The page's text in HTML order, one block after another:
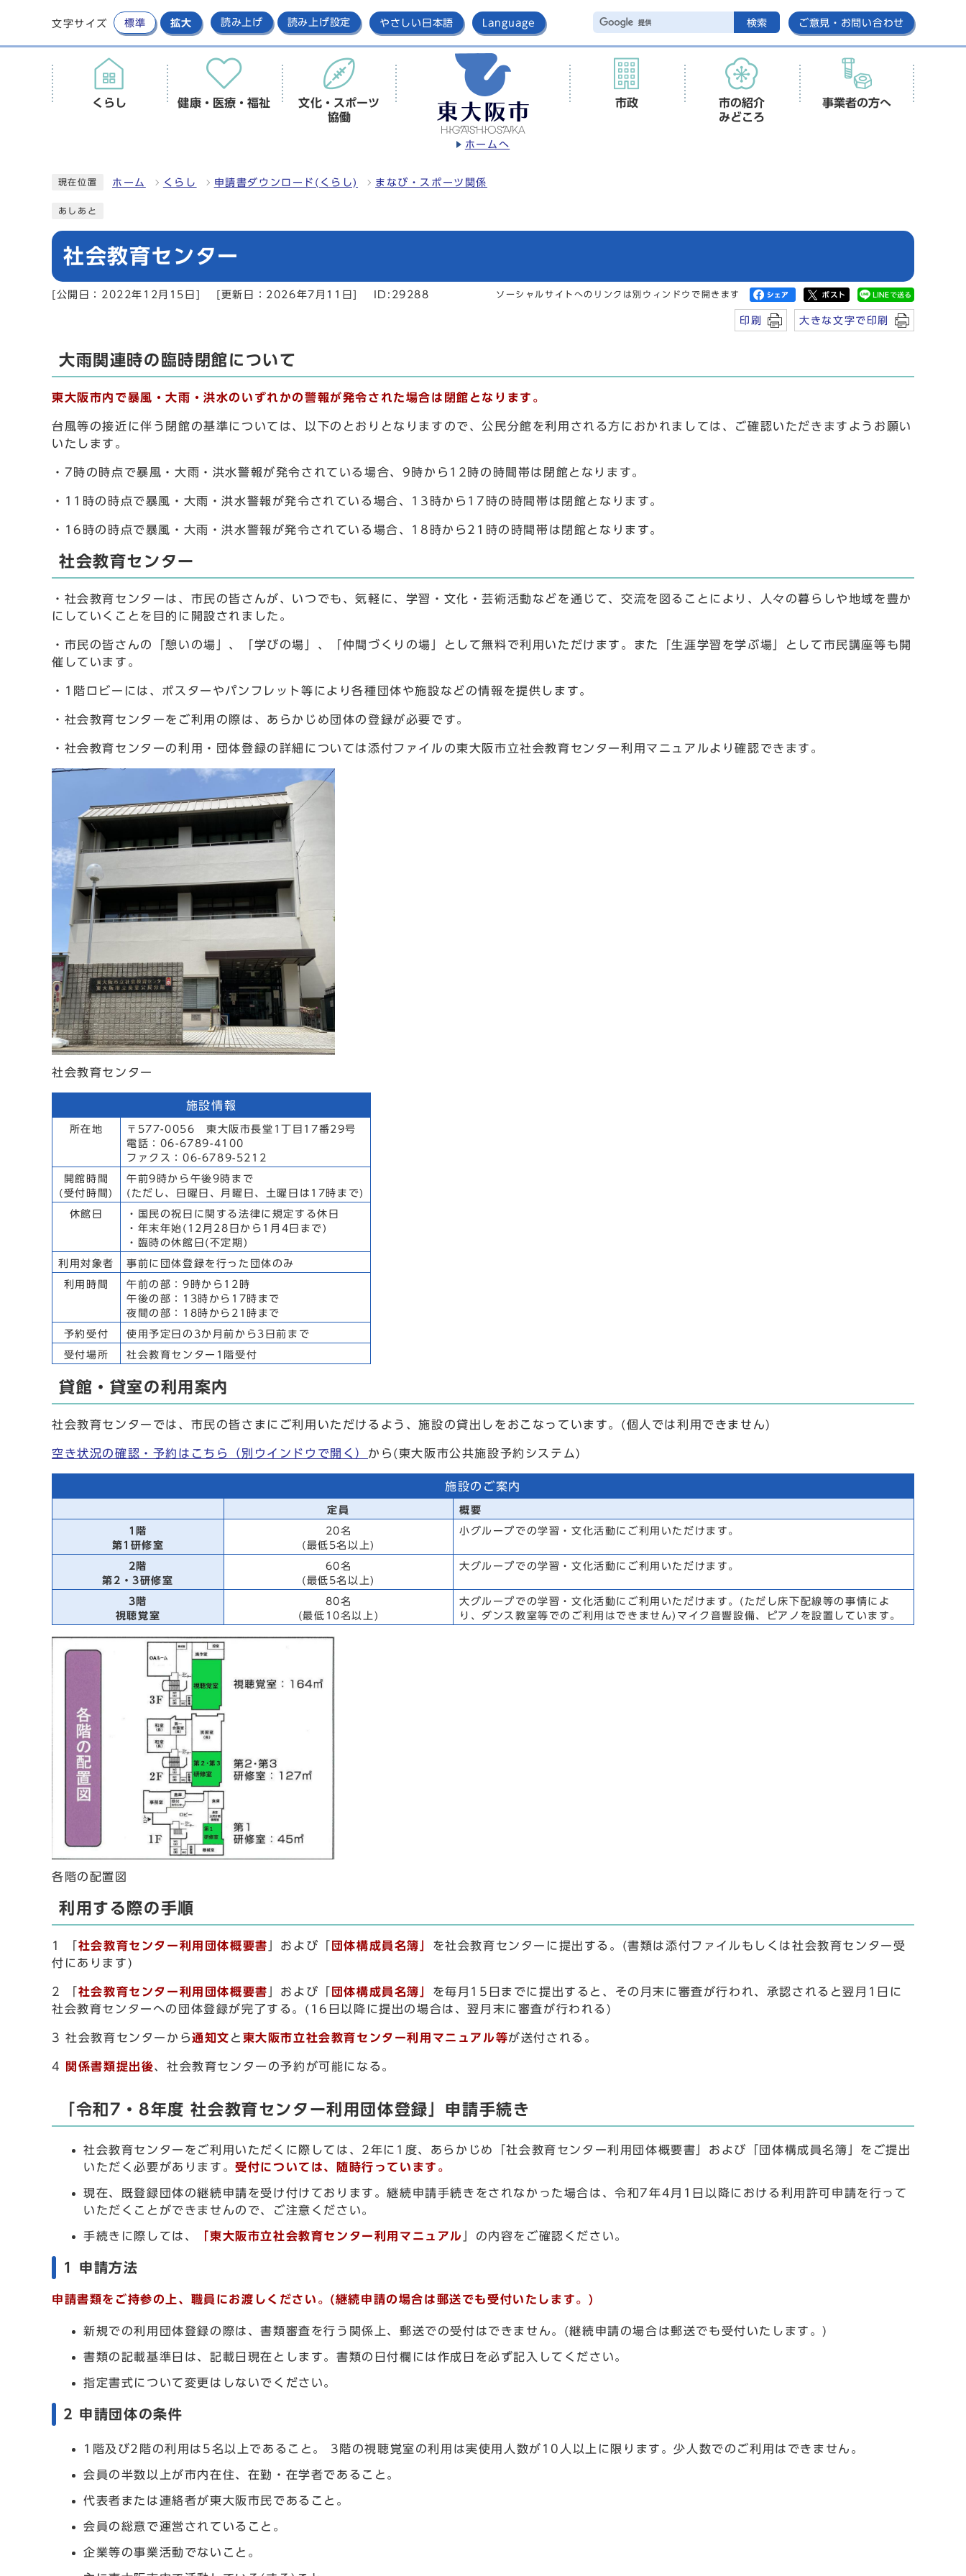
文字サイズ 標準 拡大 読み上げ 読み上げ設定 やさしい日本語 Language 検索 ご意見・お問い合わせ
ホームへ
くらし 健康・医療・福祉
文化・スポーツ
協働
市政
市の紹介
みどころ
事業者の方へ
現在位置 ホーム くらし 申請書ダウンロード(くらし) まなび・スポーツ関係
あしあと
社会教育センター
[公開日：2022年12月15日] [更新日：2026年7月11日] ID:29288 ソーシャルサイトへのリンクは別ウィンドウで開きます
印刷 大きな文字で印刷
大雨関連時の臨時閉館について
東大阪市内で暴風・大雨・洪水のいずれかの警報が発令された場合は閉館となります。
台風等の接近に伴う閉館の基準については、以下のとおりとなりますので、公民分館を利用される方におかれましては、ご確認いただきますようお願い
いたします。
・7時の時点で暴風・大雨・洪水警報が発令されている場合、9時から12時の時間帯は閉館となります。
・11時の時点で暴風・大雨・洪水警報が発令されている場合、13時から17時の時間帯は閉館となります。
・16時の時点で暴風・大雨・洪水警報が発令されている場合、18時から21時の時間帯は閉館となります。
社会教育センター
・社会教育センターは、市民の皆さんが、いつでも、気軽に、学習・文化・芸術活動などを通じて、交流を図ることにより、人々の暮らしや地域を豊か
にしていくことを目的に開設されました。
・市民の皆さんの「憩いの場」、「学びの場」、「仲間づくりの場」として無料で利用いただけます。また「生涯学習を学ぶ場」として市民講座等も開
催しています。
・1階ロビーには、ポスターやパンフレット等により各種団体や施設などの情報を提供します。
・社会教育センターをご利用の際は、あらかじめ団体の登録が必要です。
・社会教育センターの利用・団体登録の詳細については添付ファイルの東大阪市立社会教育センター利用マニュアルより確認できます。
社会教育センター
施設情報
所在地
〒577-0056 東大阪市長堂1丁目17番29号
電話：06-6789-4100
ファクス：06-6789-5212
開館時間
(受付時間)
午前9時から午後9時まで
(ただし、日曜日、月曜日、土曜日は17時まで)
休館日
・国民の祝日に関する法律に規定する休日
・年末年始(12月28日から1月4日まで)
・臨時の休館日(不定期)
利用対象者 事前に団体登録を行った団体のみ
利用時間
午前の部：9時から12時
午後の部：13時から17時まで
夜間の部：18時から21時まで
予約受付 使用予定日の3か月前から3日前まで
受付場所 社会教育センター1階受付
貸館・貸室の利用案内
社会教育センターでは、市民の皆さまにご利用いただけるよう、施設の貸出しをおこなっています。(個人では利用できません)
空き状況の確認・予約はこちら （別ウインドウで開く） から(東大阪市公共施設予約システム)
施設のご案内
定員 概要
1階
第1研修室
20名
(最低5名以上)
小グループでの学習・文化活動にご利用いただけます。
2階
第2・3研修室
60名
(最低5名以上)
大グループでの学習・文化活動にご利用いただけます。
3階
視聴覚室
80名
(最低10名以上)
大グループでの学習・文化活動にご利用いただけます。(ただし床下配線等の事情によ
り、ダンス教室等でのご利用はできません)マイク音響設備、ピアノを設置しています。
各階の配置図
利用する際の手順
1 「 社会教育センター利用団体概要書 」および「 団体構成員名簿」 を社会教育センターに提出する。(書類は添付ファイルもしくは社会教育センター受
付にあります)
2 「 社会教育センター利用団体概要書 」および「 団体構成員名簿」 を毎月15日までに提出すると、その月末に審査が行われ、承認されると翌月1日に
社会教育センターへの団体登録が完了する。(16日以降に提出の場合は、翌月末に審査が行われる)
3 社会教育センターから通知文 と 東大阪市立社会教育センター利用マニュアル等が送付される。
4 関係書類提出後、社会教育センターの予約が可能になる。
「令和7・8年度 社会教育センター利用団体登録」申請手続き
社会教育センターをご利用いただくに際しては、2年に1度、あらかじめ「社会教育センター利用団体概要書」および「団体構成員名簿」をご提出
いただく必要があります。受付については、随時行っています。
現在、既登録団体の継続申請を受け付けております。継続申請手続きをされなかった場合は、令和7年4月1日以降における利用許可申請を行って
いただくことができませんので、ご注意ください。
手続きに際しては、 「東大阪市立社会教育センター利用マニュアル 」の内容をご確認ください。
1 申請方法
申請書類をご持参の上、職員にお渡しください。(継続申請の場合は郵送でも受付いたします。)
新規での利用団体登録の際は、書類審査を行う関係上、郵送での受付はできません。(継続申請の場合は郵送でも受付いたします。)
書類の記載基準日は、記載日現在とします。書類の日付欄には作成日を必ず記入してください。
指定書式について変更はしないでください。
2 申請団体の条件
1階及び2階の利用は5名以上であること。 3階の視聴覚室の利用は実使用人数が10人以上に限ります。少人数でのご利用はできません。
会員の半数以上が市内在住、在勤・在学者であること。
代表者または連絡者が東大阪市民であること。
会員の総意で運営されていること。
企業等の事業活動でないこと。